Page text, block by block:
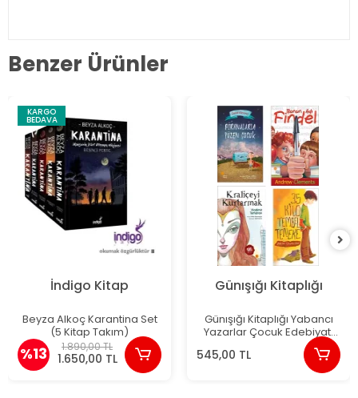
Benzer Ürünler
KARGO
BEDAVA
İndigo Kitap
Beyza Alkoç Karantina Set
(5 Kitap Takım)
%13 1.890,00 TL
1.650,00 TL
Günışığı Kitaplığı
Günışığı Kitaplığı Yabancı
Yazarlar Çocuk Edebiyatı
Seçkisi 4 Kitap
545,00 TL